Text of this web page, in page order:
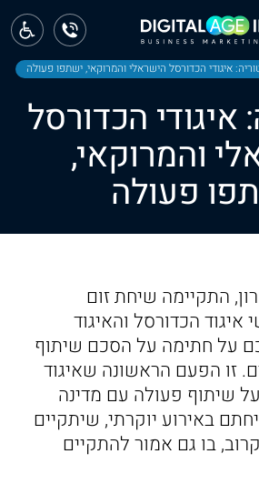
איגודי הכדורסל הישראלי והמרוקאי, ישתפו פעולה
איגודי הכדורסל
והמרוקאי,
פעולה
התקיימה שיחת זום
הכדורסל והאיגוד
על חתימה על הסכם שיתוף
זו הפעם הראשונה שאיגוד
שיתוף פעולה עם מדינה
באירוע יוקרתי, שיתקיים
בו גם אמור להתקיים
ראשי
חדשות
מחוז צפון
מחוז חיפה
מחוז מרכז
מחוז דרום
תל אביב